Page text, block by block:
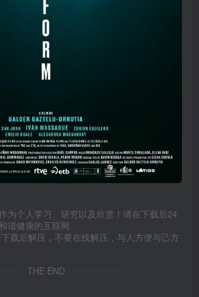
为个人学习、研究以及欣赏！请在下载后24
谐健康的互联网
载后解压，不要在线解压，与人方便与己方
THE END